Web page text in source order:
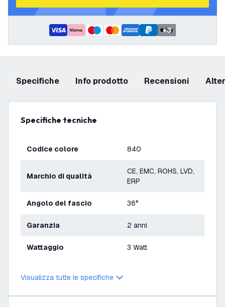
+3
Specifiche info prodotto recensioni
Specifiche tecniche
Codice colore 840
Marchio di qualità
CE, EMC, ROHS, LVD,
ERP
Angolo del fascio 36°
Garanzia 2 anni
Wattaggio 3 Watt
Visualizza tutte le specifiche